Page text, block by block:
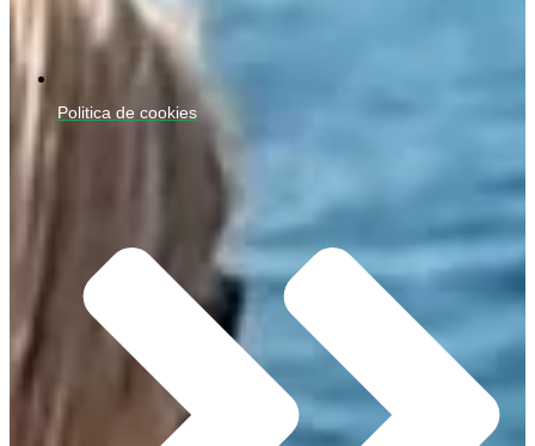
Politica de cookies